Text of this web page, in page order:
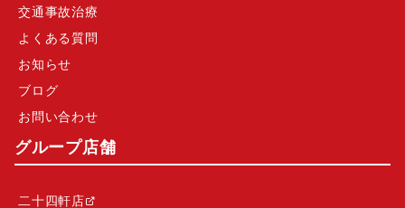
交通事故治療
よくある質問
お知らせ
ブログ
お問い合わせ
グループ店舗
二十四軒店